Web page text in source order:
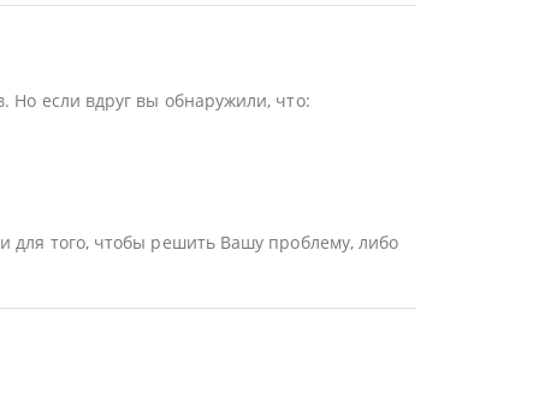
Но если вдруг вы обнаружили, что:
для того, чтобы решить Вашу проблему, либо